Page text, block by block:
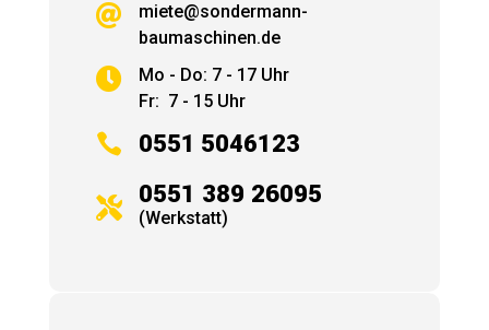

miete@sondermann-
baumaschinen.de

Mo - Do: 7 - 17 Uhr
Fr: 7 - 15 Uhr
 0551 5046123
 0551 389 26095
(Werkstatt)